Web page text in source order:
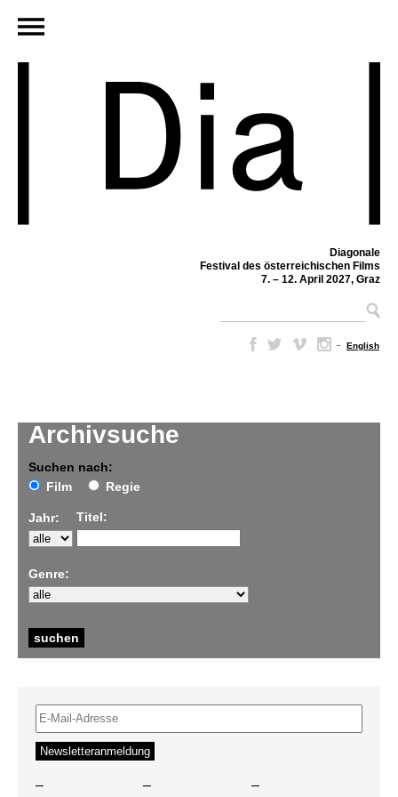
Diagonale
Festival des österreichischen Films
7. – 12. April 2027, Graz
– English
Archivsuche
Suchen nach:
Film
Regie
Jahr: Titel:
Genre:
– – –